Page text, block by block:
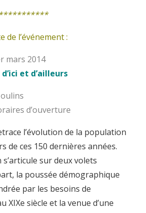
de l’événement :
mars 2014
d’ici et d’ailleurs
d’ouverture
l’évolution de la population
de ces 150 dernières années.
sur deux volets
la poussée démographique
par les besoins de
XIXe siècle et la venue d’une